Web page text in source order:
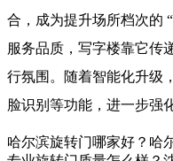
合，成为提升场所档次的
服务品质，写字楼靠它传
行氛围。随着智能化升级
脸识别等功能，进一步强
哈尔滨旋转门哪家好？哈